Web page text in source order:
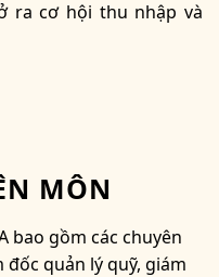
ra cơ hội thu nhập và
MÔN
bao gồm các chuyên
quản lý quỹ, giám